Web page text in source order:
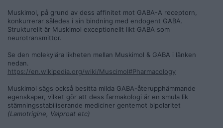
Muskimol, på grund av dess affinitet mot GABA-A receptorn,
konkurrerar således i sin bindning med endogent GABA.
Strukturellt är Muskimol exceptionellt likt GABA som
neurotransmittor.
Se den molekylära likheten mellan Muskimol & GABA i länken
nedan.
https://en.wikipedia.org/wiki/Muscimol#Pharmacology
Muskimol sägs också besitta milda GABA-återupphämmande
egenskaper, vilket gör att dess farmakologi är en smula lik
stämningsstabiliserande mediciner gentemot bipolaritet
(Lamotrigine, Valproat etc)